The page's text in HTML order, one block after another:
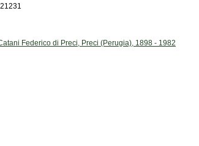
Federico di Preci, Preci (Perugia), 1898 - 1982